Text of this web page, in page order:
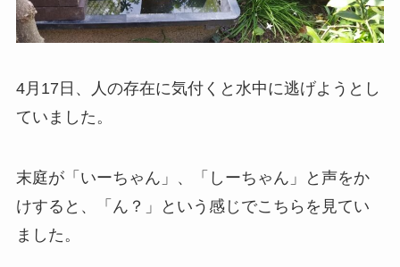
4月17日、人の存在に気付くと水中に逃げようとし
ていました。
末庭が「いーちゃん」、「しーちゃん」と声をか
けすると、「ん？」という感じでこちらを見てい
ました。